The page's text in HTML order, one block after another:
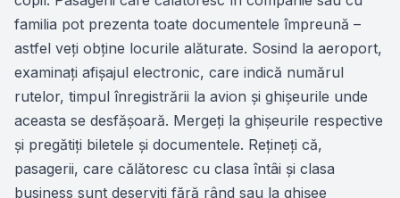
familia pot prezenta toate documentele împreună –
astfel veţi obţine locurile alăturate. Sosind la aeroport,
examinaţi afișajul electronic, care indică numărul
rutelor, timpul înregistrării la avion şi ghişeurile unde
aceasta se desfășoară. Mergeţi la ghişeurile respective
şi pregătiţi biletele și documentele. Reţineţi că,
pasagerii, care călătoresc cu clasa întâi şi clasa
business sunt deserviţi fără rând sau la ghişee